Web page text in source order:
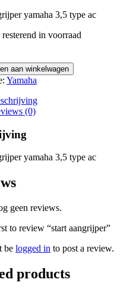
yamaha 3,5 type ac
resterend in voorraad
aan winkelwagen
Yamaha
(0)
yamaha 3,5 type ac
geen reviews.
to review “start aangrijper”
be logged in to post a review.
products